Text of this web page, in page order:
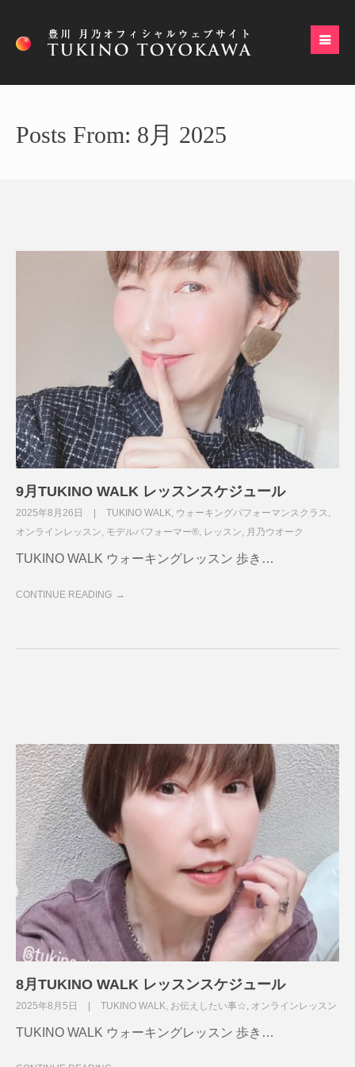
Posts From: 8月 2025
9月TUKINO WALK レッスンスケジュール
2025年8月26日 TUKINO WALK ウォーキングパフォーマンスクラス
オンラインレッスン モデルパフォーマー® レッスン 月乃ウオーク
TUKINO WALK ウォーキングレッスン 歩き…
CONTINUE READING
8月TUKINO WALK レッスンスケジュール
2025年8月5日 TUKINO WALK お伝えしたい事☆ オンラインレッスン
TUKINO WALK ウォーキングレッスン 歩き…